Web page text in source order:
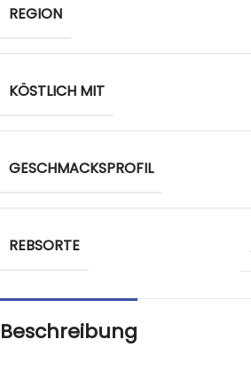
REGION
KÖSTLICH MIT
GESCHMACKSPROFIL
REBSORTE
Beschreibung